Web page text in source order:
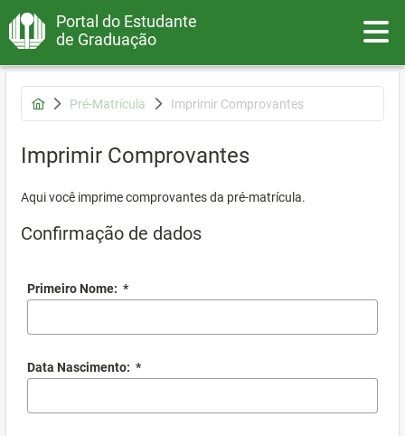
Portal do Estudante
de Graduação
Pré-Matrícula Imprimir Comprovantes
Imprimir Comprovantes
Aqui você imprime comprovantes da pré-matrícula.
Confirmação de dados
Primeiro Nome: *
Data Nascimento: *